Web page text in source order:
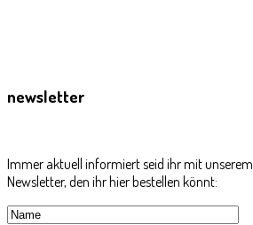
newsletter
Immer aktuell informiert seid ihr mit unserem
Newsletter, den ihr hier bestellen könnt: